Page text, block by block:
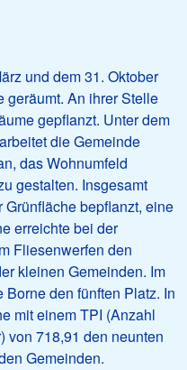
und dem 31. Oktober
geräumt. An ihrer Stelle
gepflanzt. Unter dem
die Gemeinde
das Wohnumfeld
gestalten. Insgesamt
bepflanzt, eine
erreichte bei der
Fliesenwerfen den
kleinen Gemeinden. Im
den fünften Platz. In
mit einem TPI (Anzahl
von 718,91 den neunten
Gemeinden.